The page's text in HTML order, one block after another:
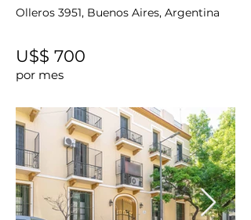
Olleros 3951, Buenos Aires, Argentina
U$$ 700
por mes